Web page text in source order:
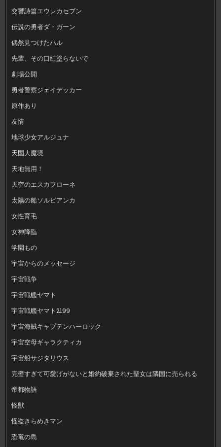
交響詩篇エウレカセブン
伝説の勇者ダ・ガーン
偶然見つけたハル
先輩、その口紅塗らないで
劇場公開
勇者警察ジェイデッカー
原作あり
友情
地球少女アルジュナ
天国大魔境
天地無用！
天空のエスカフローネ
太陽の船ソルビアンカ
女性育毛
女神降臨
学園もの
宇宙からのメッセージ
宇宙戦争
宇宙戦艦ヤマト
宇宙戦艦ヤマト2199
宇宙海賊キャプテンハーロック
宇宙空母ギャラクティカ
宇宙船サジタリウス
完璧すぎて可愛げがないと婚約破棄された聖女は隣国に売られる
帝都物語
怪獣
怪盗きらめきマン
恐竜の島